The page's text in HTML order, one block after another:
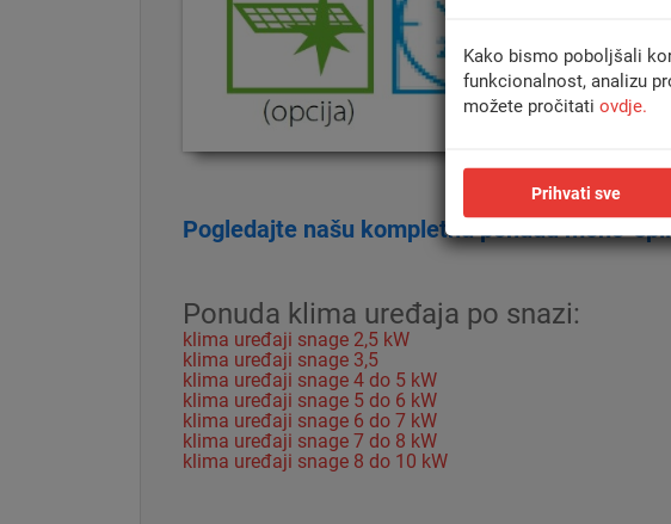
Pogledajte našu kompletnu ponudu mono-
Ponuda klima uređaja po snazi:
klima uređaji snage 2,5 kW
klima uređaji snage 3,5
klima uređaji snage 4 do 5 kW
klima uređaji snage 5 do 6 kW
klima uređaji snage 6 do 7 kW
klima uređaji snage 7 do 8 kW
klima uređaji snage 8 do 10 kW
Kako bismo poboljšali
funkcionalnost, analizu
možete pročitati ovdje.
Prihvati sve